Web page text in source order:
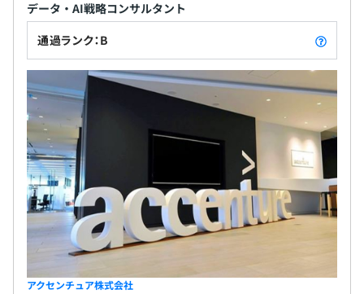
データ・AI戦略コンサルタント
通過ランク：B
アクセンチュア株式会社